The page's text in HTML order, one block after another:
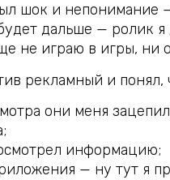
шок и непонимание
дальше — ролик
не играю в игры, ни
рекламный и
они меня
информацию;
— ну тут я